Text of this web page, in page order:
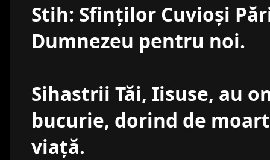
Stih: Sfinţilor Cuvioşi
Dumnezeu pentru noi.
Sihastrii Tăi, Iisuse, au
bucurie, dorind de
viaţă.